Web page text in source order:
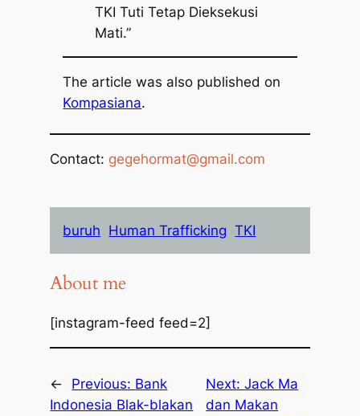
TKI Tuti Tetap Dieksekusi
Mati.”
The article was also published on
Kompasiana.
Contact: gegehormat@gmail.com
buruh Human Trafficking TKI
About me
[instagram-feed feed=2]
← Previous: Bank
Indonesia Blak-blakan
Next:Jack Ma
dan Makan